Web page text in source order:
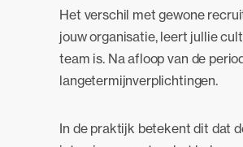
Het verschil met gewone
jouw organisatie, leert jullie
team is. Na afloop van de
langetermijnverplichtingen.
In de praktijk betekent dit dat